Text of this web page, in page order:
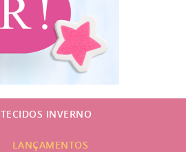
TECIDOS INVERNO
LANÇAMENTOS